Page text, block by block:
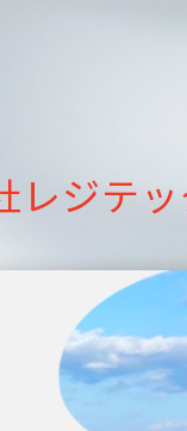
レジテ